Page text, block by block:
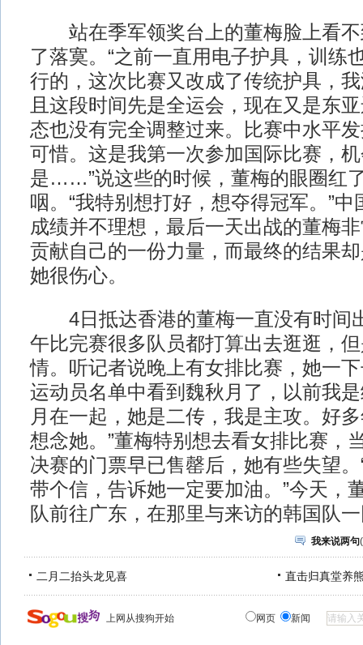
站在季军领奖台上的董梅脸上看不
了落寞。“之前一直用电子护具，训练
行的，这次比赛又改成了传统护具，
且这段时间先是全运会，现在又是东
态也没有完全调整过来。比赛中水平
可惜。这是我第一次参加国际比赛，
是……”说这些的时候，董梅的眼圈红
咽。“我特别想打好，想夺得冠军。”
成绩并不理想，最后一天出战的董梅
贡献自己的一份力量，而最终的结果
她很伤心。
4日抵达香港的董梅一直没有时间
午比完赛很多队员都打算出去逛逛，
情。听记者说晚上有女排比赛，她一
运动员名单中看到魏秋月了，以前我
月在一起，她是二传，我是主攻。好
想念她。”董梅特别想去看女排比赛，
决赛的门票早已售罄后，她有些失望
带个信，告诉她一定要加油。”今天，
队前往广东，在那里与来访的韩国队
我来说两句(
二月二抬头龙见喜 直击归真堂养
上网从搜狗开始 网页 新闻